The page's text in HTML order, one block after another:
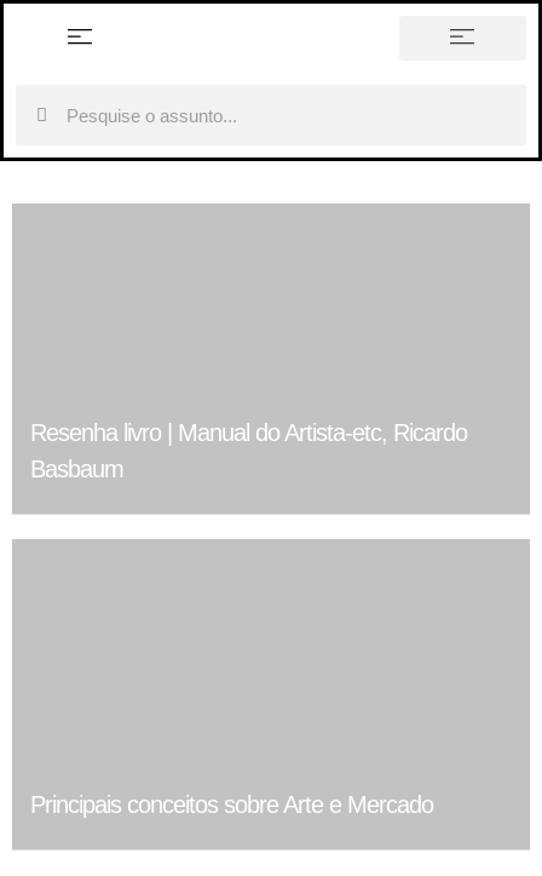
Resenha livro | Manual do Artista-etc, Ricardo
Basbaum
Principais conceitos sobre Arte e Mercado